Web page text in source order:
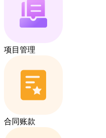
项目管理
合同账款